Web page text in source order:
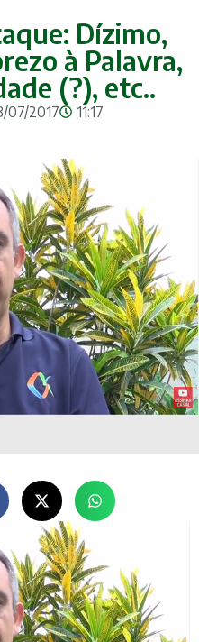
Dízimo,
à Palavra,
(?), etc..
07/2017 11:17